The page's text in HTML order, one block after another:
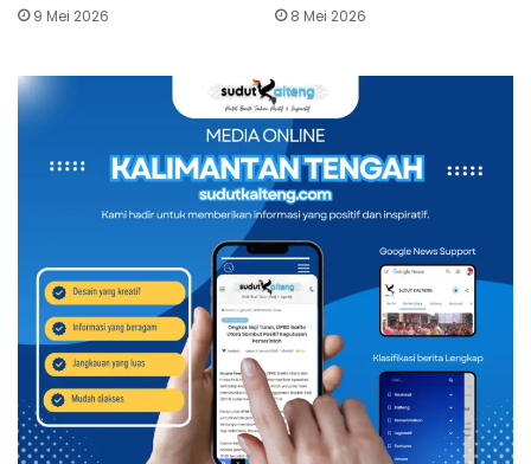
9 Mei 2026 8 Mei 2026